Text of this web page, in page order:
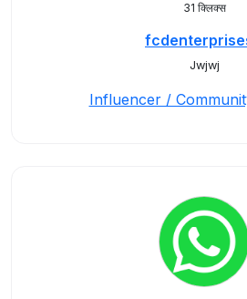
31 क्लिक्स
Jwjwj
Influencer /